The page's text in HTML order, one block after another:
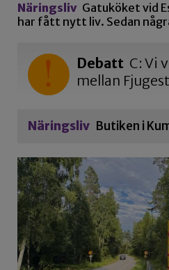
Näringsliv Gatuköket vid
har fått nytt liv. Sedan
Debatt C: Vi
mellan
Näringsliv Butiken i